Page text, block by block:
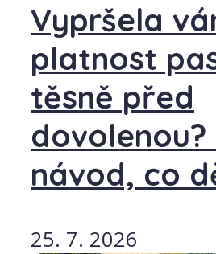
Vypršela
platnost
těsně před
dovolenou?
návod, co
25. 7. 2026